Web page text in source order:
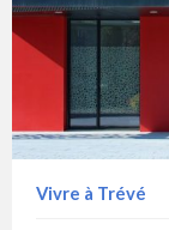
Vivre à Trévé